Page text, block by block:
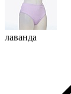
лаванда